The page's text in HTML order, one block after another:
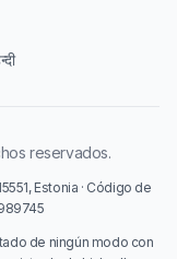
reservados.
Estonia · Código de
de ningún modo con